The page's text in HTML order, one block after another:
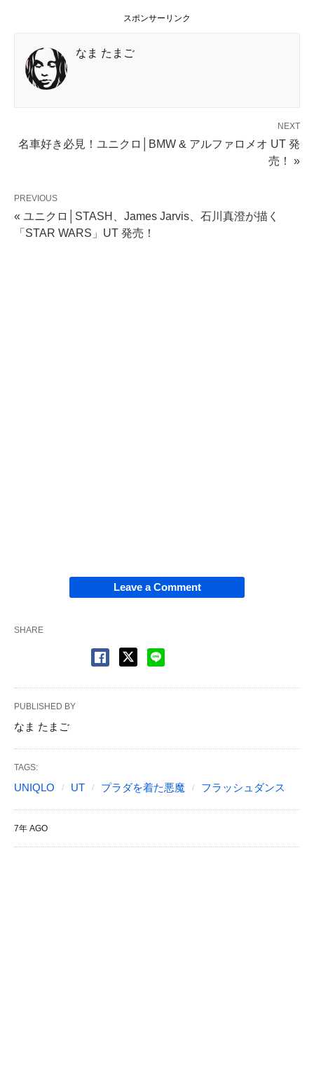
スポンサーリンク
なま たまご
NEXT
名車好き必見！ユニクロ│BMW & アルファロメオ UT 発
売！ »
PREVIOUS
« ユニクロ│STASH、James Jarvis、石川真澄が描く
「STAR WARS」UT 発売！
Leave a Comment
SHARE
PUBLISHED BY
なま たまご
TAGS:
UNIQLO UT プラダを着た悪魔 フラッシュダンス
7年 AGO